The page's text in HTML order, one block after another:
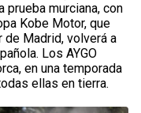
prueba murciana, con
Kobe Motor, que
Madrid, volverá a
Los AYGO
en una temporada
ellas en tierra.